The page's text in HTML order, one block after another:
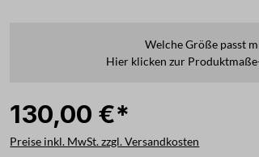
Welche Größe passt
Hier klicken zur
130,00 €*
Preise inkl. MwSt. zzgl. Versandkosten